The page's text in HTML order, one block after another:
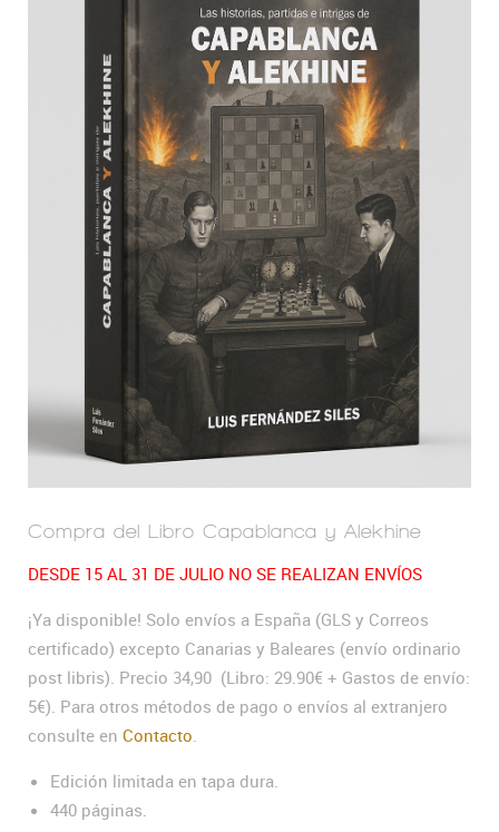
Compra del Libro Capablanca y Alekhine
DESDE 15 AL 31 DE JULIO NO SE REALIZAN ENVÍOS
¡Ya disponible! Solo envíos a España (GLS y Correos
certificado) excepto Canarias y Baleares (envío ordinario
post libris). Precio 34,90 (Libro: 29.90€ + Gastos de envío:
5€). Para otros métodos de pago o envíos al extranjero
consulte en Contacto
Edición limitada en tapa dura.
440 páginas.